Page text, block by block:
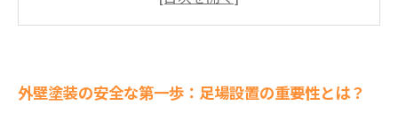
施工現場での足場チェックポイント：リスクを
る安全基準に対応する
外壁塗装の安全な第一歩：足場設置の重要性とは？